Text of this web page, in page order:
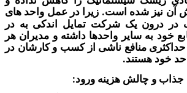
شده است. زیرا در عمل واحد های
یک شرکتتمایل اندکی به در
سایر واحدها داشته و مدیران هر
منافع ناشی از کسب و کارشان در
.
هزینه ورود: